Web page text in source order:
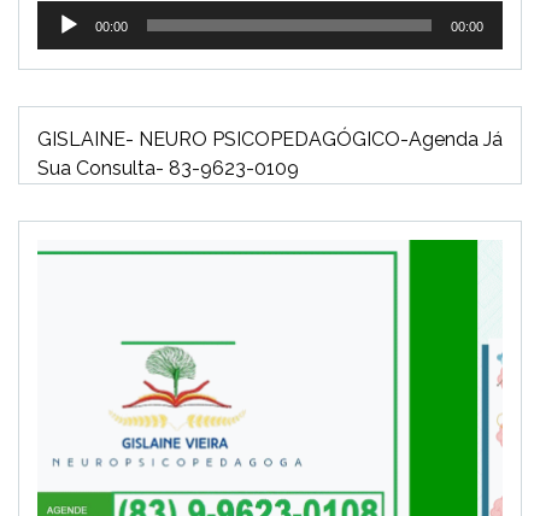
Tocador
áudio
00:00 00:00
GISLAINE- NEURO PSICOPEDAGÓGICO-Agenda Já
Sua Consulta- 83-9623-0109